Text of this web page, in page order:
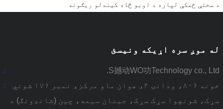
د سختې ځمکې لپاره د اوبو څاه کیندلو ریګونه
له موږ سره اړیکه ونیسئ
S撼动WO功Technology co., Ltd.
خونه ۸۰۶، ودانۍ ۴، هوان ماو مرکز، نمبر ۱۷۶ شوني
سړک، شونهوا سړک سړک، جینان سیمه، چین (شانډونګ) د